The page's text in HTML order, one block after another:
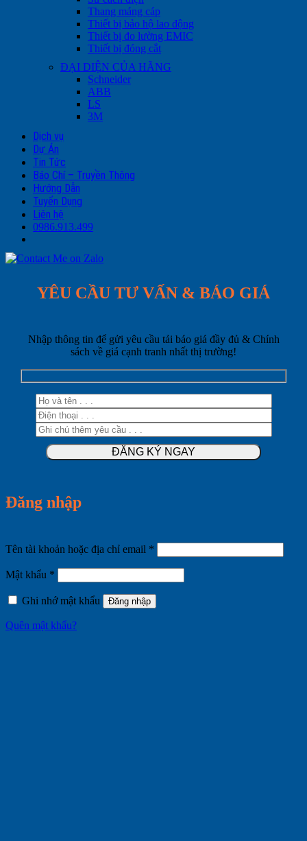
Thang máng cáp
Thiết bị bảo hộ lao động
Thiết bị đo lường EMIC
Thiết bị đóng cắt
ĐẠI DIỆN CỦA HÃNG
Schneider
ABB
LS
3M
Dịch vụ
Dự Án
Tin Tức
Báo Chí – Truyền Thông
Hướng Dẫn
Tuyển Dụng
Liên hệ
0986.913.499
YÊU CẦU TƯ VẤN & BÁO GIÁ
Nhập thông tin để gửi yêu cầu tải báo giá đầy đủ & Chính
sách về giá cạnh tranh nhất thị trường!
Đăng nhập
Tên tài khoản hoặc địa chỉ email *
buộc
Mật khẩu *
buộc
Ghi nhớ mật khẩu
Đăng nhập
Quên mật khẩu?